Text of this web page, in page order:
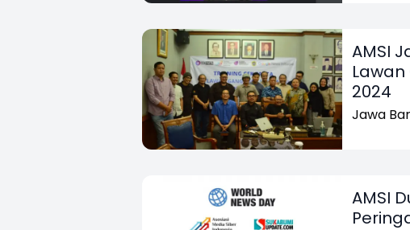
AMSI
2024
Jawa
AMSI